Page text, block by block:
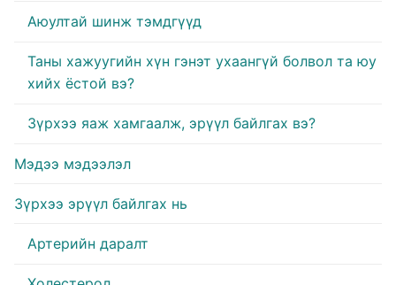
Аюултай шинж тэмдгүүд
Таны хажуугийн хүн гэнэт ухаангүй болвол та юу
хийх ёстой вэ?
Зүрхээ яаж хамгаалж, эрүүл байлгах вэ?
Мэдээ мэдээлэл
Зүрхээ эрүүл байлгах нь
Артерийн даралт